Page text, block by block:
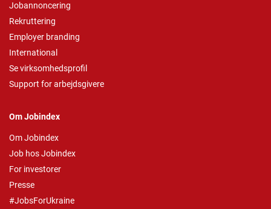
Jobannoncering
Rekruttering
Employer branding
International
Se virksomhedsprofil
Support for arbejdsgivere
Om Jobindex
Om Jobindex
Job hos Jobindex
For investorer
Presse
#JobsForUkraine